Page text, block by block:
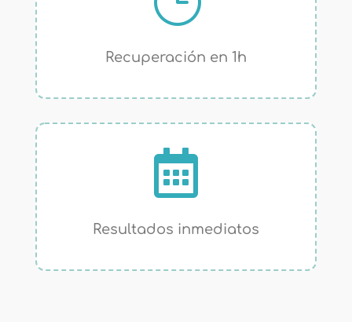
Recuperación en 1h

Resultados inmediatos